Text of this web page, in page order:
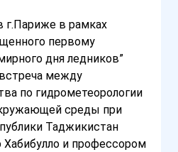
г.Париже в рамках
первому
дня ледников”
между
по гидрометеорологии
среды при
Таджикистан
Хабибулло и профессором